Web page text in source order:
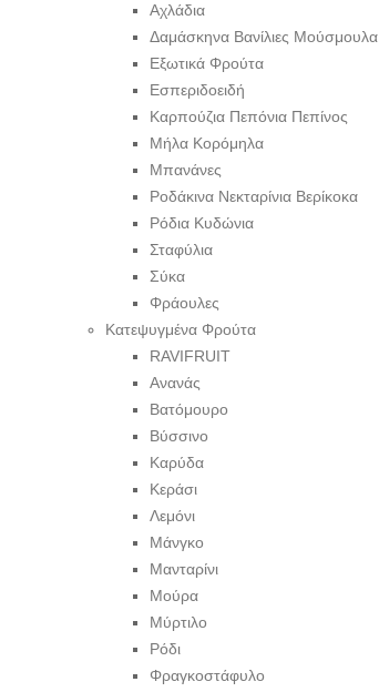
Αχλάδια
Δαμάσκηνα Βανίλιες Μούσμουλα
Εξωτικά Φρούτα
Εσπεριδοειδή
Καρπούζια Πεπόνια Πεπίνος
Μήλα Κορόμηλα
Μπανάνες
Ροδάκινα Νεκταρίνια Βερίκοκα
Ρόδια Κυδώνια
Σταφύλια
Σύκα
Φράουλες
Κατεψυγμένα Φρούτα
RAVIFRUIT
Ανανάς
Βατόμουρο
Βύσσινο
Καρύδα
Κεράσι
Λεμόνι
Μάνγκο
Μανταρίνι
Μούρα
Μύρτιλο
Ρόδι
Φραγκοστάφυλο